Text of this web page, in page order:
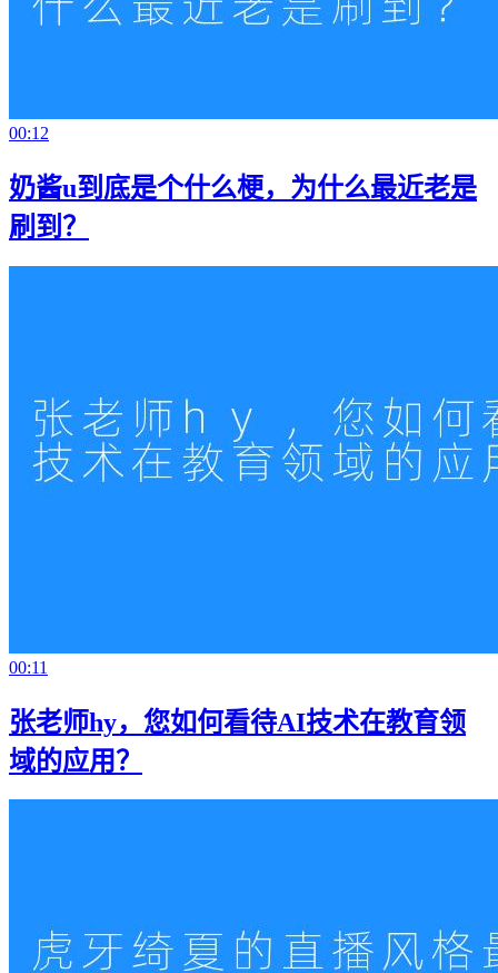
00:12
奶酱u到底是个什么梗，为什么最近老是
刷到？
00:11
张老师hy，您如何看待AI技术在教育领
域的应用？